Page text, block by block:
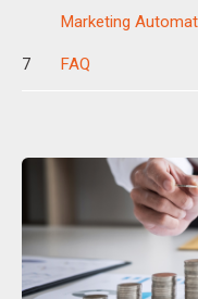
Marketing
FAQ